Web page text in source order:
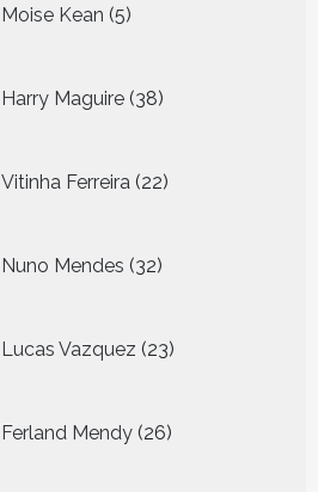
Moise Kean 5
producten
Harry Maguire 38
producten
Vitinha Ferreira 22
producten
Nuno Mendes 32
producten
Lucas Vazquez 23
producten
Ferland Mendy 26
producten